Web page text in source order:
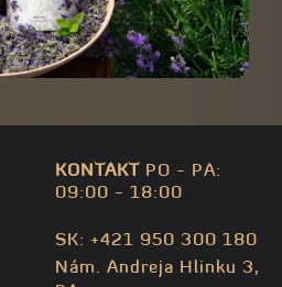
KONTAKTPO - PA:
09:00 - 18:00
SK: +421 950 300 180
Nám. Andreja Hlinku 3,